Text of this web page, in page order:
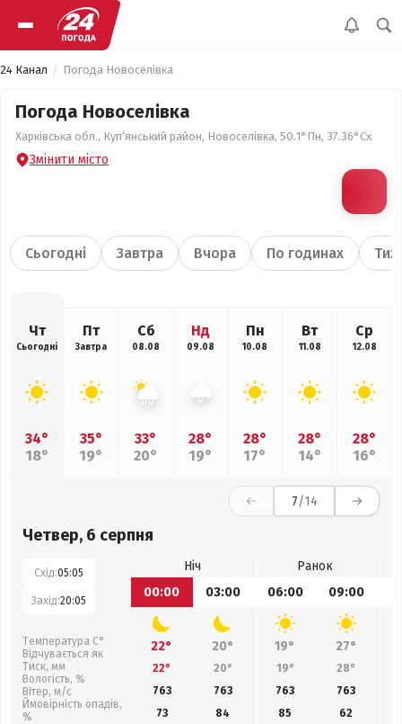
24 Канал Погода Новоселівка
Погода Новоселівка
Харківська обл., Куп’янський район, Новоселівка, 50.1°Пн, 37.36°Сх
Змінити місто
Сьогодні Завтра Вчора По годинах
Чт
Сьогодні
34°
18°
Пт
Завтра
35°
19°
Сб
08.08
33°
20°
Нд
09.08
28°
19°
Пн
10.08
28°
17°
Вт
11.08
28°
14°
Ср
12.08
28°
16°
7/14
Четвер, 6 серпня
Схід:05:05
Захід:20:05
Температура С°
Відчувається як
Тиск, мм
Вологість, %
Вітер, м/с
Ймовірність опадів,
%
Ніч
Ранок
00:00
03:00 06:00 09:00
22° 20° 19° 27°
22° 20° 19° 28°
763
763 763 763
73
84 85 62